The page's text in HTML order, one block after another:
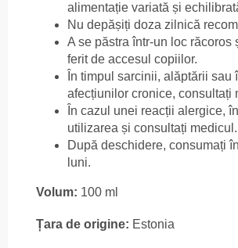
alimentație variată și
Nu depășiți doza zilnică
A se păstra într-un loc răcoros
ferit de accesul copiilor.
În timpul sarcinii, alăptării sau
afecțiunilor cronice, consultați
În cazul unei reacții alergice,
utilizarea și consultați medicul.
După deschidere, consumați
luni.
Volum: 100 ml
Țara de origine: Estonia